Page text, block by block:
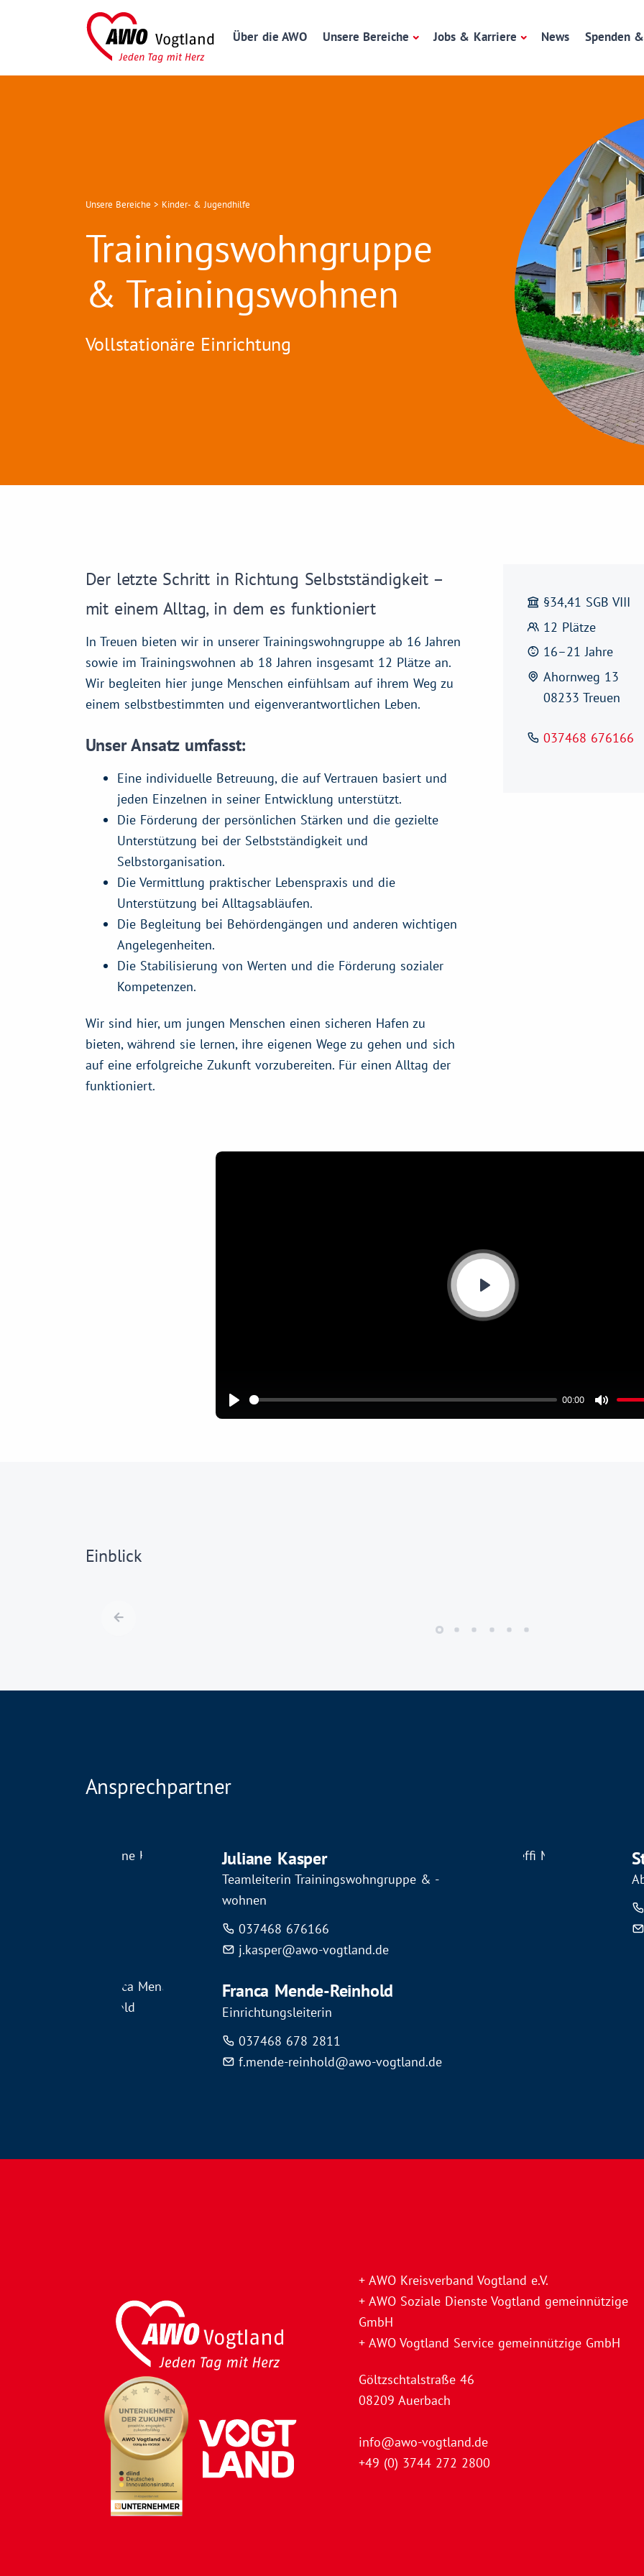
Über die AWO Unsere Bereiche Jobs & Karriere News Spenden
Unsere Bereiche > Kinder- & Jugendhilfe
Trainingswohngruppe
& Trainingswohnen
Vollstationäre Einrichtung
Der letzte Schritt in Richtung Selbstständigkeit –
mit einem Alltag, in dem es funktioniert
In Treuen bieten wir in unserer Trainingswohngruppe ab 16 Jahren
sowie im Trainingswohnen ab 18 Jahren insgesamt 12 Plätze an.
Wir begleiten hier junge Menschen einfühlsam auf ihrem Weg zu
einem selbstbestimmten und eigenverantwortlichen Leben.
Unser Ansatz umfasst:
Eine individuelle Betreuung, die auf Vertrauen basiert und
jeden Einzelnen in seiner Entwicklung unterstützt.
Die Förderung der persönlichen Stärken und die gezielte
Unterstützung bei der Selbstständigkeit und
Selbstorganisation.
Die Vermittlung praktischer Lebenspraxis und die
Unterstützung bei Alltagsabläufen.
Die Begleitung bei Behördengängen und anderen wichtigen
Angelegenheiten.
Die Stabilisierung von Werten und die Förderung sozialer
Kompetenzen.
Wir sind hier, um jungen Menschen einen sicheren Hafen zu
bieten, während sie lernen, ihre eigenen Wege zu gehen und sich
auf eine erfolgreiche Zukunft vorzubereiten. Für einen Alltag der
funktioniert.
§34,41 SGB VIII
12 Plätze
16–21 Jahre
Ahornweg 13
08233 Treuen
037468 676166
Play
00:00
Mute
Play
Einblick
Ansprechpartner
Juliane Kasper
Teamleiterin Trainingswohngruppe & -
wohnen
037468 676166
j.kasper@awo-vogtland.de
Franca Mende-Reinhold
Einrichtungsleiterin
037468 678 2811
f.mende-reinhold@awo-vogtland.de
+ AWO Kreisverband Vogtland e.V.
+ AWO Soziale Dienste Vogtland gemeinnützige
GmbH
+ AWO Vogtland Service gemeinnützige GmbH
Göltzschtalstraße 46
08209 Auerbach
info@awo-vogtland.de
+49 (0) 3744 272 2800